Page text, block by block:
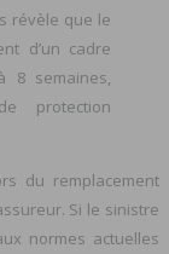
révèle que le
d’un cadre
8 semaines,
protection
du remplacement
Si le sinistre
normes actuelles